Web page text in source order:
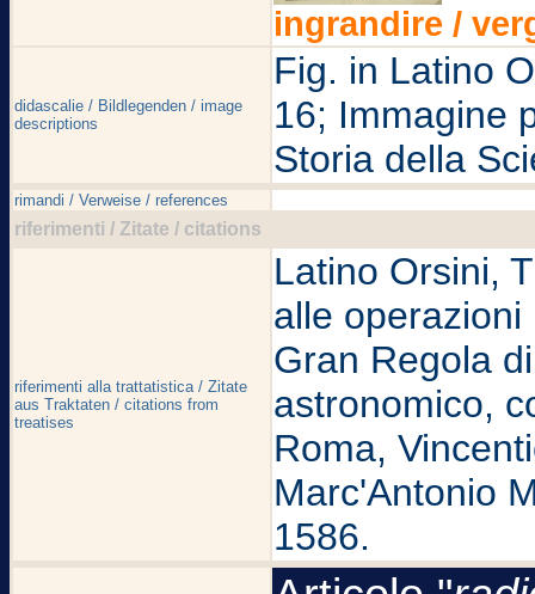
ingrandire /
didascalie / Bildlegenden / image
descriptions
Fig. in Latino
16; Immagine
Storia della
rimandi / Verweise / references
riferimenti / Zitate / citations
riferimenti alla trattatistica / Zitate
aus Traktaten / citations from
treatises
Latino Orsini,
alle
Gran Regola
astronomico,
Roma,
Marc'Antonio
1586.